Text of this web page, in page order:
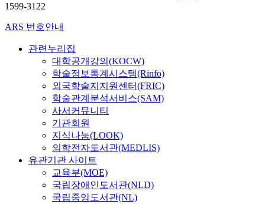
1599-3122
ARS 번호안내
관련누리집
대학공개강의(KOCW)
학술정보통계시스템(Rinfo)
외국학술지지원센터(FRIC)
학술관계분석서비스(SAM)
사서커뮤니티
기관회원
지식나눔(LOOK)
의학전자도서관(MEDLIS)
유관기관 사이트
교육부(MOE)
국립장애인도서관(NLD)
국립중앙도서관(NL)